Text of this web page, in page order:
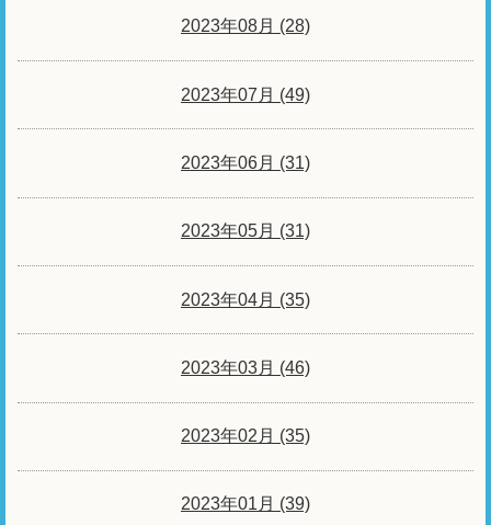
2023年08月 (28)
2023年07月 (49)
2023年06月 (31)
2023年05月 (31)
2023年04月 (35)
2023年03月 (46)
2023年02月 (35)
2023年01月 (39)